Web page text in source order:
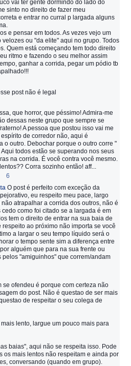
vai ter gente dormindo do lado do
sinto no direito de fazer meu
e entrar no curral p largada alguns
e pensar em todos. As vezes vejo um
ou "da elite" aqui no grupo. Todos
Quem está começando tem todo direito
ritmo e fazendo o seu melhor assim
ganhar a corrida, pegar um pódio tb
post não é legal
que horror, que péssimo! Admira-me
dessas neste grupo que sempre se
A pessoa que postou isso vai me
de corredor não, aqui é
o outro. Debochar porque o outro corre "
Aqui todos estão se superando nos seus
na corrida. É você contra você mesmo.
Corra sozinho então! aff...
6
O post é perfeito com exceção da
eu respeito meu pace, largo
atrapalhar a corrida dos outros, não é
como foi citado se a largada é em
tem o direito de entrar na sua baia de
respeito ao próximo não importa se você
a largar o seu tempo líquido será o
o tempo sente sim a diferença entre
alguém que para na sua frente ou
pelos "amiguinhos" que correm/andam
se ofendeu é porque com certeza não
do post. Não é questao de ser mais
de respeitar o seu colega de
lento, largue um pouco mais para
baias", aqui não se respeita isso. Pode
os mais lentos não respeitam e ainda por
conversando (quando em grupo).